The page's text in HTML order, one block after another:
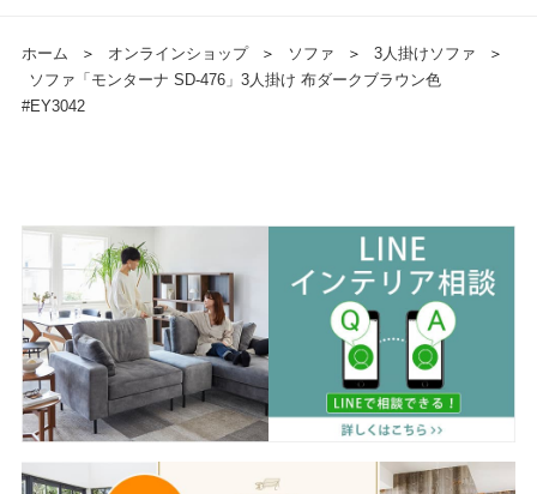
ホーム ＞ オンラインショップ ＞ ソファ ＞ 3人掛けソファ
＞
ソファ「モンターナ SD-476」3人掛け 布ダークブラウン色
#EY3042